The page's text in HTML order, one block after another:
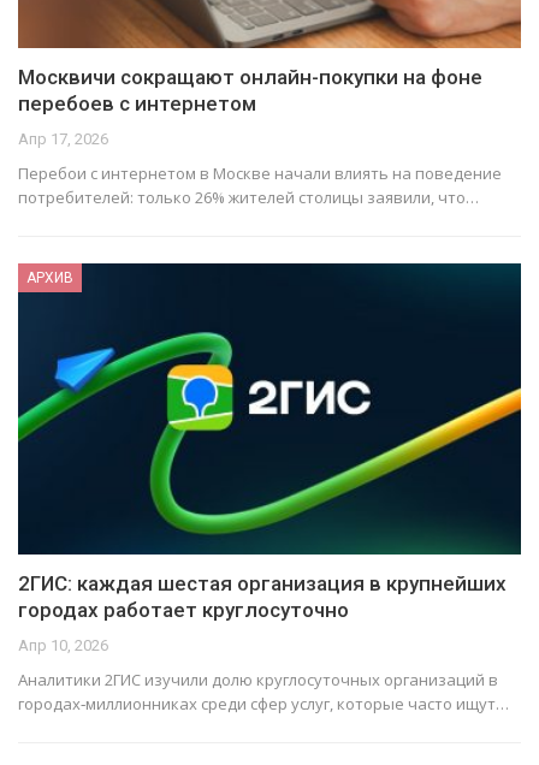
Москвичи сокращают онлайн-покупки на фоне
перебоев с интернетом
Апр 17, 2026
Перебои с интернетом в Москве начали влиять на поведение
потребителей: только 26% жителей столицы заявили, что…
АРХИВ
2ГИС: каждая шестая организация в крупнейших
городах работает круглосуточно
Апр 10, 2026
Аналитики 2ГИС изучили долю круглосуточных организаций в
городах‑миллионниках среди сфер услуг, которые часто ищут…